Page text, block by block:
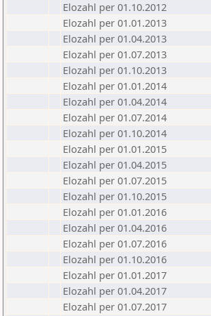
Elozahl per 01.10.2012
Elozahl per 01.01.2013
Elozahl per 01.04.2013
Elozahl per 01.07.2013
Elozahl per 01.10.2013
Elozahl per 01.01.2014
Elozahl per 01.04.2014
Elozahl per 01.07.2014
Elozahl per 01.10.2014
Elozahl per 01.01.2015
Elozahl per 01.04.2015
Elozahl per 01.07.2015
Elozahl per 01.10.2015
Elozahl per 01.01.2016
Elozahl per 01.04.2016
Elozahl per 01.07.2016
Elozahl per 01.10.2016
Elozahl per 01.01.2017
Elozahl per 01.04.2017
Elozahl per 01.07.2017